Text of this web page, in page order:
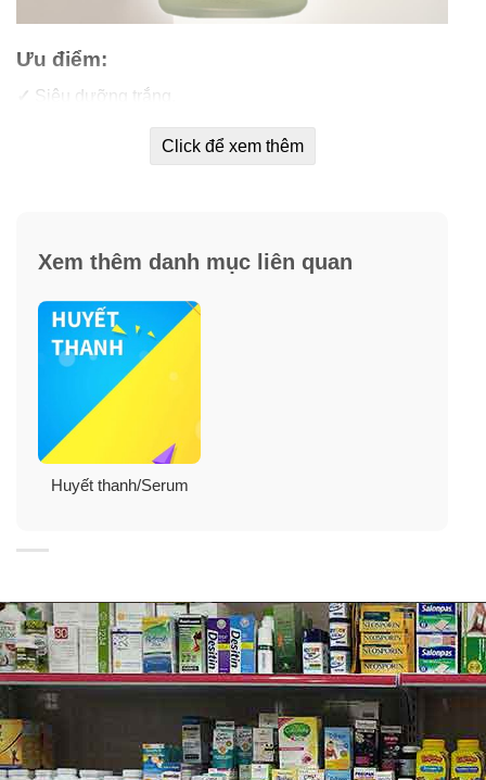
Ưu điểm:
✓ Siêu dưỡng trắng.
Dành cho da mụn / nhạy cảm / mẩn đỏ.
sung ngay.
Chống viêm sưng – se khít lỗ chân lông.
Thẩm thấu nhanh trong 5 giây.
Hiệu quả ngay sau 1 tuần sử dụng.
Click để xem thêm
Xem thêm danh mục liên quan
Huyết thanh/Serum